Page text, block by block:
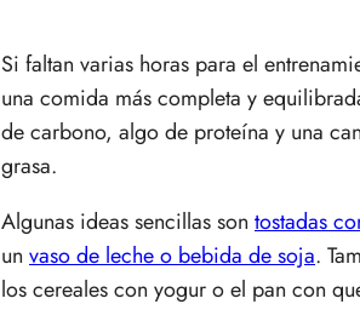
Si faltan varias horas para el
una comida más completa y
de carbono, algo de proteína y una
grasa.
Algunas ideas sencillas son tostadas
un vaso de leche o bebida de soja.
los cereales con yogur o el pan con